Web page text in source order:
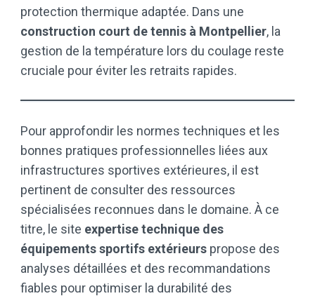
protection thermique adaptée. Dans une
construction court de tennis à Montpellier, la
gestion de la température lors du coulage reste
cruciale pour éviter les retraits rapides.
Pour approfondir les normes techniques et les
bonnes pratiques professionnelles liées aux
infrastructures sportives extérieures, il est
pertinent de consulter des ressources
spécialisées reconnues dans le domaine. À ce
titre, le site expertise technique des
équipements sportifs extérieurs propose des
analyses détaillées et des recommandations
fiables pour optimiser la durabilité des